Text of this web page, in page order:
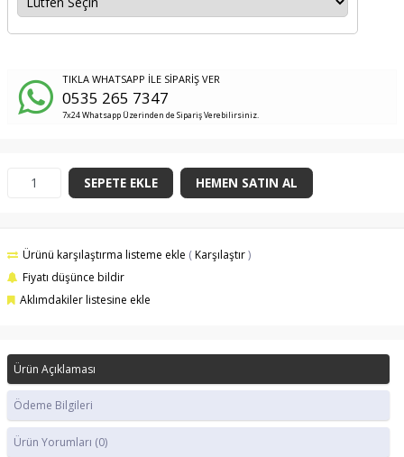
TIKLA WHATSAPP İLE SİPARİŞ VER
0535 265 7347
7x24 Whatsapp Üzerinden de Sipariş Verebilirsiniz.
SEPETE EKLE HEMEN SATIN AL
Ürünü karşılaştırma listeme ekle (Karşılaştır)
Fiyatı düşünce bildir
Aklımdakiler listesine ekle
Ürün Açıklaması
Ödeme Bilgileri
Ürün Yorumları (0)